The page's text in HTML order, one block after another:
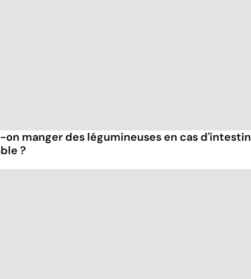
on manger des légumineuses en cas d'intestin
?